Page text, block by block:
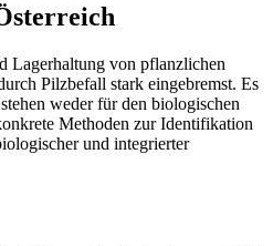
Lagerhaltung von pflanzlichen
Pilzbefall stark eingebremst. Es
weder für den biologischen
Methoden zur Identifikation
und integrierter